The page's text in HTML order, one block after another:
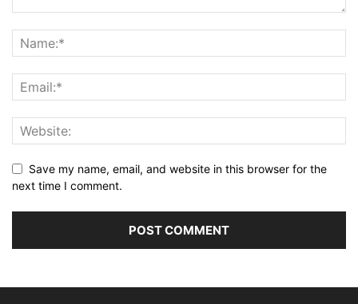
Save my name, email, and website in this browser for the
next time I comment.